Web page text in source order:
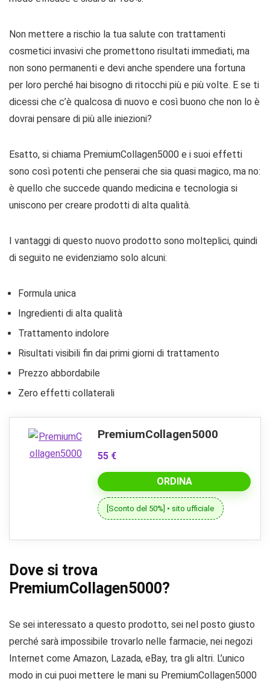
Non mettere a rischio la tua salute con trattamenti
cosmetici invasivi che promettono risultati immediati, ma
non sono permanenti e devi anche spendere una fortuna
per loro perché hai bisogno di ritocchi più e più volte. E se ti
dicessi che c’è qualcosa di nuovo e così buono che non lo è
dovrai pensare di più alle iniezioni?
Esatto, si chiama PremiumCollagen5000 e i suoi effetti
sono così potenti che penserai che sia quasi magico, ma no:
è quello che succede quando medicina e tecnologia si
uniscono per creare prodotti di alta qualità.
I vantaggi di questo nuovo prodotto sono molteplici, quindi
di seguito ne evidenziamo solo alcuni:
Formula unica
Ingredienti di alta qualità
Trattamento indolore
Risultati visibili fin dai primi giorni di trattamento
Prezzo abbordabile
Zero effetti collaterali
PremiumCollagen5000
55 €
ORDINA
[Sconto del 50%] • sito ufficiale
Dove si trova
PremiumCollagen5000?
Se sei interessato a questo prodotto, sei nel posto giusto
perché sarà impossibile trovarlo nelle farmacie, nei negozi
Internet come Amazon, Lazada, eBay, tra gli altri. L’unico
modo in cui puoi mettere le mani su PremiumCollagen5000